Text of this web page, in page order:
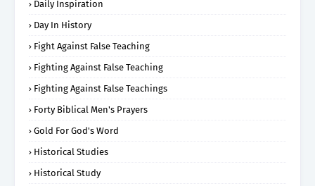
Daily Inspiration
Day In History
Fight Against False Teaching
Fighting Against False Teaching
Fighting Against False Teachings
Forty Biblical Men's Prayers
Gold For God's Word
Historical Studies
Historical Study